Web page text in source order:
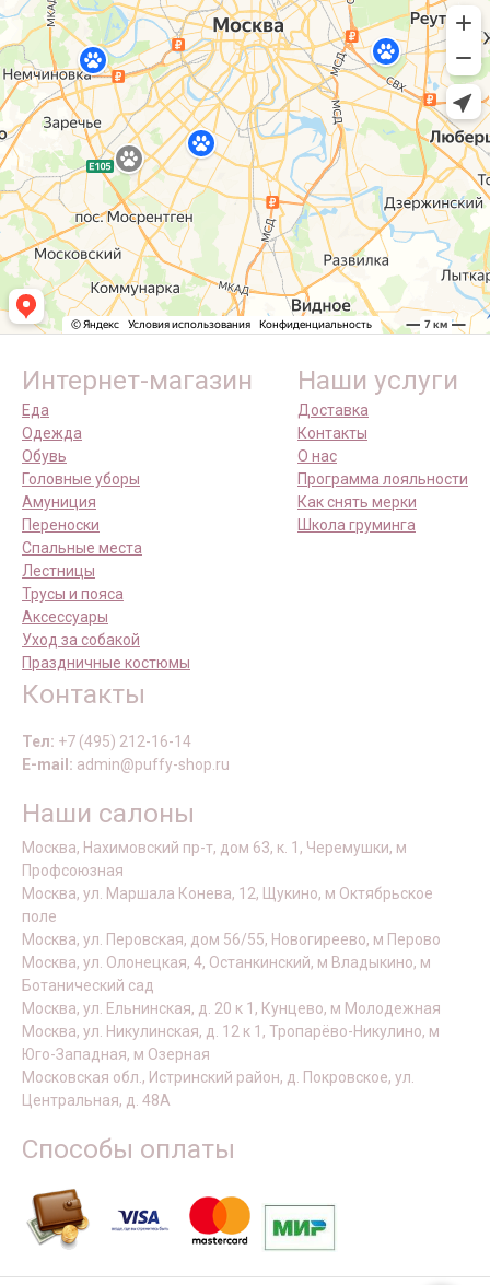
Интернет-магазин
Еда
Одежда
Обувь
Головные уборы
Амуниция
Переноски
Спальные места
Лестницы
Трусы и пояса
Аксессуары
Уход за собакой
Праздничные костюмы
Наши услуги
Доставка
Контакты
О нас
Программа лояльности
Как снять мерки
Школа груминга
Контакты
Тел: +7 (495) 212-16-14
E-mail: admin@puffy-shop.ru
Наши салоны
Москва, Нахимовский пр-т, дом 63, к. 1, Черемушки, м
Профсоюзная
Москва, ул. Маршала Конева, 12, Щукино, м Октябрьское
поле
Москва, ул. Перовская, дом 56/55, Новогиреево, м Перово
Москва, ул. Олонецкая, 4, Останкинский, м Владыкино, м
Ботанический сад
Москва, ул. Ельнинская, д. 20 к 1, Кунцево, м Молодежная
Москва, ул. Никулинская, д. 12 к 1, Тропарёво-Никулино, м
Юго-Западная, м Озерная
Московская обл., Истринский район, д. Покровское, ул.
Центральная, д. 48А
Способы оплаты